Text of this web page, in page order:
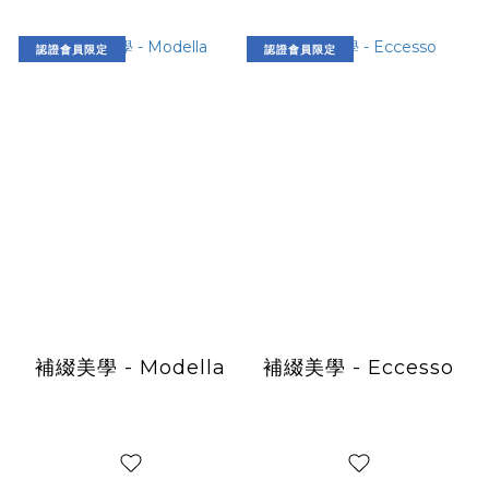
認證會員限定
補綴美學 - Modella
認證會員限定
補綴美學 - Eccesso